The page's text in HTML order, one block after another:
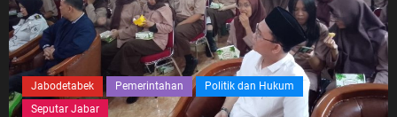
Jabodetabek Pemerintahan
Politik dan Hukum
Seputar Jabar